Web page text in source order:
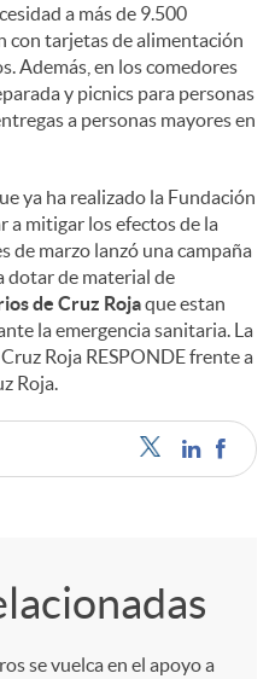
a más de 9.500
con tarjetas de alimentación
Además, en los comedores
y picnics para personas
a personas mayores en
ya ha realizado la Fundación
a mitigar los efectos de la
de marzo lanzó una campaña
dotar de material de
de Cruz Rojaque estan
la emergencia sanitaria. La
Roja RESPONDE frente a
Roja.
se vuelca en el apoyo a